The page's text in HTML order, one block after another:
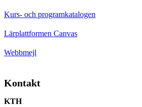
Kurs- och programkatalogen
Lärplattformen Canvas
Webbmejl
Kontakt
KTH